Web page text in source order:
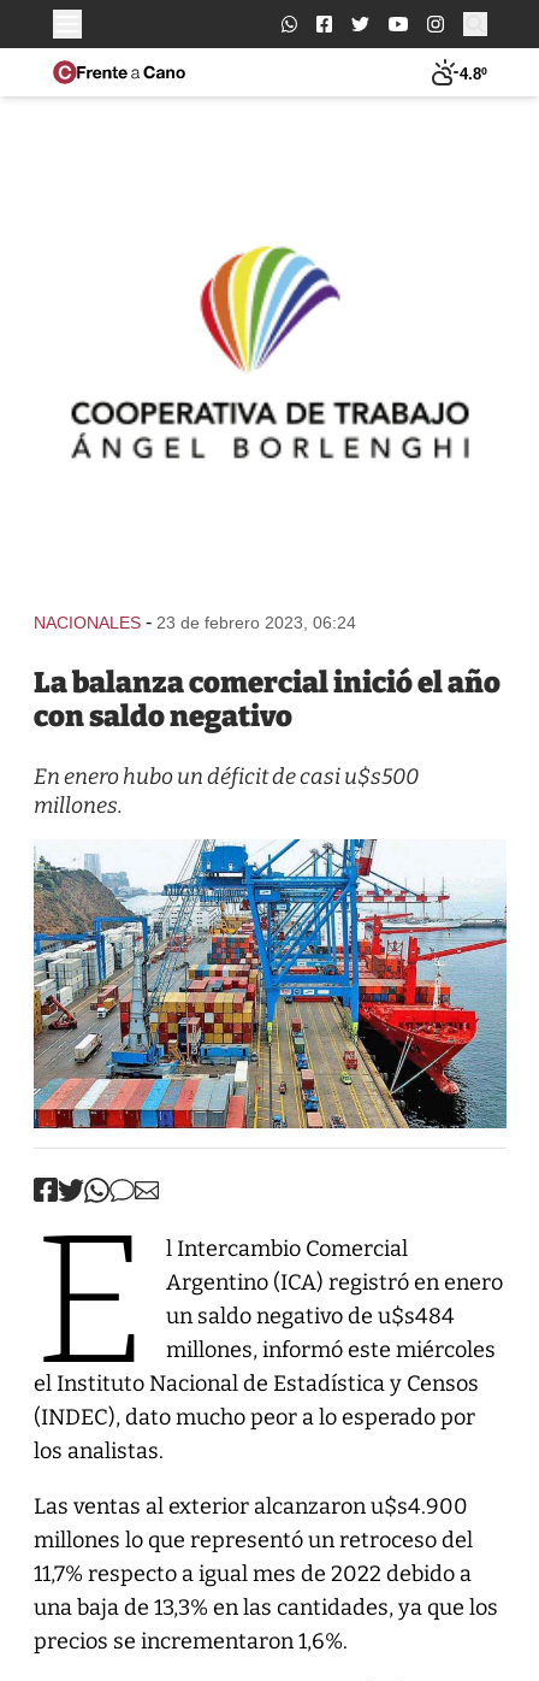
Buscar:
4.8º
NACIONALES - 23 de febrero 2023, 06:24
La balanza comercial inició el año
con saldo negativo
En enero hubo un déficit de casi u$s500
millones.
E
l Intercambio Comercial
Argentino (ICA) registró en enero
un saldo negativo de u$s484
millones, informó este miércoles
el Instituto Nacional de Estadística y Censos
(INDEC), dato mucho peor a lo esperado por
los analistas.
Las ventas al exterior alcanzaron u$s4.900
millones lo que representó un retroceso del
11,7% respecto a igual mes de 2022 debido a
una baja de 13,3% en las cantidades, ya que los
precios se incrementaron 1,6%.